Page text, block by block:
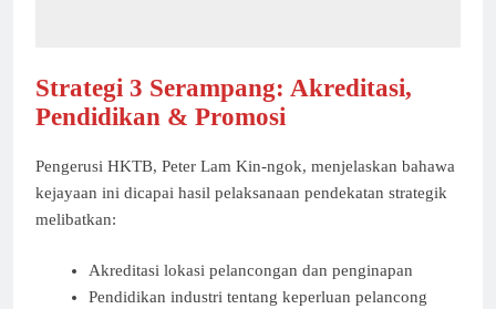
Strategi 3 Serampang: Akreditasi,
Pendidikan & Promosi
Pengerusi HKTB, Peter Lam Kin-ngok, menjelaskan bahawa
kejayaan ini dicapai hasil pelaksanaan pendekatan strategik
melibatkan:
Akreditasi lokasi pelancongan dan penginapan
Pendidikan industri tentang keperluan pelancong